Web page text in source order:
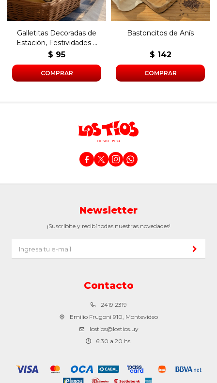
Galletitas Decoradas de
Estación, Festividades o
Infantiles
$ 95
Bastoncitos de Anís
$ 142
   
Contacto
2419 2319
Emilio Frugoni 910, Montevideo
lostios@lostios.uy
6:30 a 20 hs.
Newsletter
¡Suscribite y recibí todas nuestras novedades!